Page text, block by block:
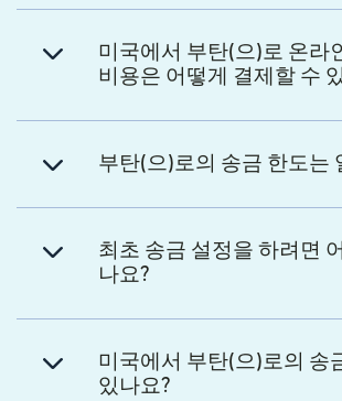
미국에서 부탄(으)로 온라
비용은 어떻게 결제할 수
부탄(으)로의 송금 한도는
최초 송금 설정을 하려면
나요?
미국에서 부탄(으)로의 송
있나요?